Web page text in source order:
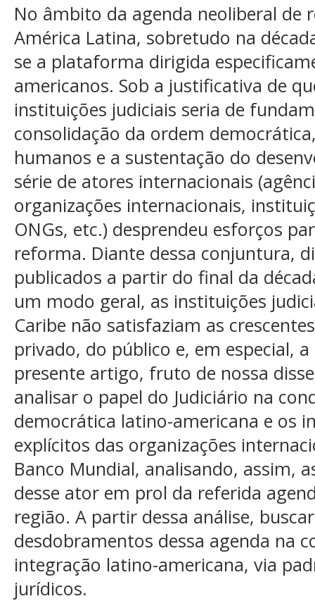
No âmbito da agenda neoliberal de
América Latina, sobretudo na
se a plataforma dirigida
americanos. Sob a justificativa de
instituições judiciais seria de
consolidação da ordem
humanos e a sustentação do
série de atores internacionais
organizações internacionais,
ONGs, etc.) desprendeu esforços
reforma. Diante dessa conjuntura,
publicados a partir do final da
um modo geral, as instituições
Caribe não satisfaziam as
privado, do público e, em especial,
presente artigo, fruto de nossa
analisar o papel do Judiciário na
democrática latino-americana e os
explícitos das organizações
Banco Mundial, analisando, assim,
desse ator em prol da referida
região. A partir dessa análise,
desdobramentos dessa agenda na
integração latino-americana, via
jurídicos.